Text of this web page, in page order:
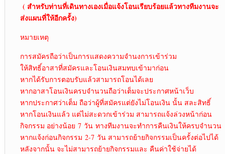
( สำหรับท่านที่เดินทางเองเมื่อแจ้งโอนเรียบร้อยแล้วทางทีมงานจะ
ส่งแผนที่ให้อีกครั้ง)
หมายเหตุ
การสมัครถือว่าเป็นการแสดงความจำนงการเข้าร่วม
ให้สิทธิ์อาสาที่สมัครและโอนเงินสมทบเข้ามาก่อน
หากได้รับการตอบรับแล้วสามารถโอนได้เลย
หากอาสาโอนเงินครบจำนวนถือว่าเต็มจะประกาศหน้าเว็บ
หากประกาศว่าเต็ม ถือว่าผู้ที่สมัครแต่ยังไม่โอนเงิน นั้น สละสิทธิ์
หากโอนเงินแล้ว แต่ไม่สะดวกเข้าร่วม สามารถแจ้งล่วงหน้าก่อน
กิจกรรม อย่างน้อย 7 วัน ทางทีมงานจะทำการคืนเงินให้ครบจำนวน
หากแจ้งก่อนกิจกรรม 2-7 วัน สามารถย้ายกิจกรรมเป็นครั้งต่อไปได้
หลังจากนั้น จะไม่สามารถย้ายกิจกรรมและ คืนค่าใช้จ่ายได้